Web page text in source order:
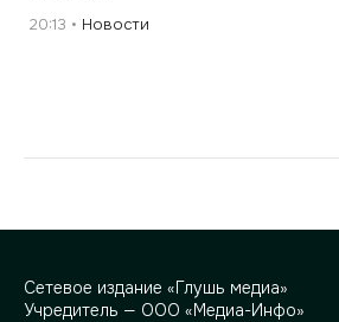
20:13 Новости
Сетевое издание «Глушь медиа»
Учредитель — ООО «Медиа-Инфо»